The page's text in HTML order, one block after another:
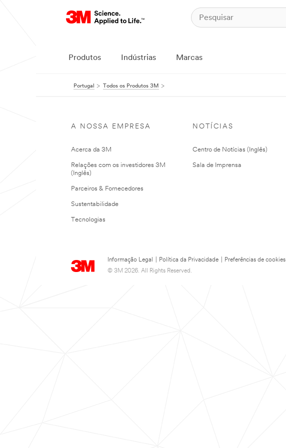
Produtos Indústrias Marcas
Portugal Todos os Produtos 3M
A NOSSA EMPRESA
Acerca da 3M
Relações com os investidores 3M
(Inglês)
Parceiros & Fornecedores
Sustentabilidade
Tecnologias
NOTÍCIAS
Centro de Notícias (Inglês)
Sala de Imprensa
Informação Legal Política da Privacidade
Preferências de cookies
© 3M 2026. All Rights Reserved.